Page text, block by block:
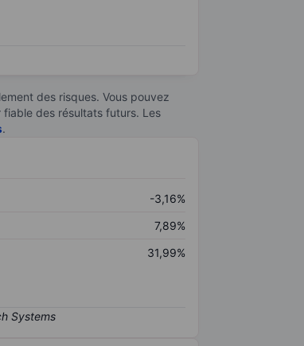
des risques. Vous pouvez
des résultats futurs. Les
.
-3,16%
7,89%
31,99%